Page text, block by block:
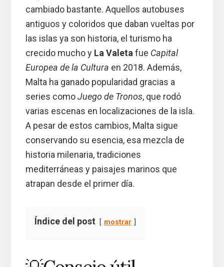
cambiado bastante. Aquellos autobuses
antiguos y coloridos que daban vueltas por
las islas ya son historia, el turismo ha
crecido mucho y La Valetafue Capital
Europea de la Cultura en 2018. Además,
Malta ha ganado popularidad gracias a
series comoJuego de Tronos, que rodó
varias escenas en localizaciones de la isla.
A pesar de estos cambios, Malta sigue
conservando su esencia, esa mezcla de
historia milenaria, tradiciones
mediterráneas y paisajes marinos que
atrapan desde el primer día.
Índice del post mostrar